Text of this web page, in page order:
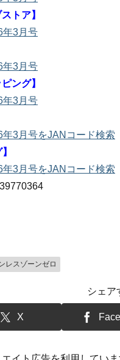
トア】
年3月号
年3月号
ング】
年3月号
3月号をJANコード検索
3月号をJANコード検索
レスゾーンゼロ
シェア
X